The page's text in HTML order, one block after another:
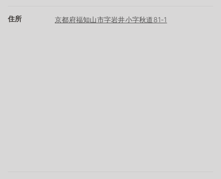
住所 京都府福知山市字岩井小字秋道81-1